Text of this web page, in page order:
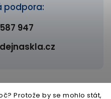
Protože by se mohlo stát,
podpora:
947